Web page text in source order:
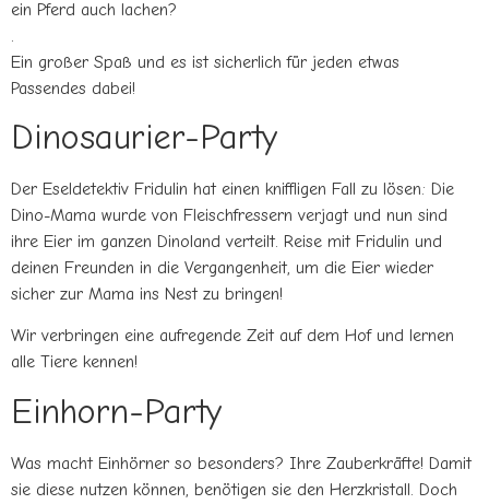
ein Pferd auch lachen?
.
Ein großer Spaß und es ist sicherlich für jeden etwas
Passendes dabei!
Dinosaurier-Party
Der Eseldetektiv Fridulin hat einen kniffligen Fall zu lösen: Die
Dino-Mama wurde von Fleischfressern verjagt und nun sind
ihre Eier im ganzen Dinoland verteilt. Reise mit Fridulin und
deinen Freunden in die Vergangenheit, um die Eier wieder
sicher zur Mama ins Nest zu bringen!
Wir verbringen eine aufregende Zeit auf dem Hof und lernen
alle Tiere kennen!
Einhorn-Party
Was macht Einhörner so besonders? Ihre Zauberkräfte! Damit
sie diese nutzen können, benötigen sie den Herzkristall. Doch